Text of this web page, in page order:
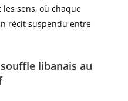
les sens, où chaque
récit suspendu entre
libanais au